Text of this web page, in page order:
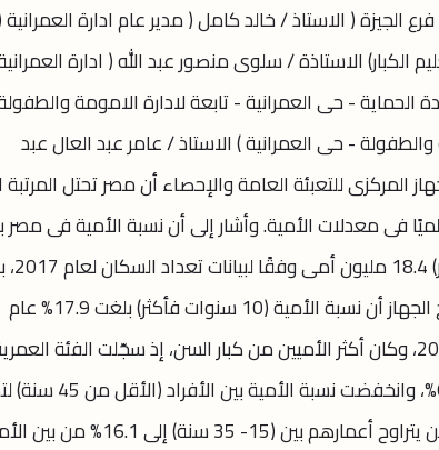
الجيزة ( الاستاذ / خالد كامل ( مدير عام ادارة العمرانية
الكبار) الاستاذة / سلوى منصور عبد الله ( ادارة
الحماية - حى العمرانية - تابعة لادارة الامومة
- حى العمرانية ) الاستاذ / عامر عبد العال عبد
الدول العربية، و 23 إفريقيًا، و 32 عالميًا فى معدلات الأمية. وأشار إلى أن نسبة الأمية فى
25.8%، وبلغ
انخفاض 3.9% مقابل 29.7%، تعداد 2006. وأوضح الجهاز أن نسبة الأمية (10 سنوات فأكثر) بلغت 17.9% عام
2021، وفقًا لبيانات مسح القوى العاملة لعام 2021، وكان أكثر الأميين من كبار السن، إذ سجّلت الفئة
(60 سنة فأكثر) أعلى نسبة بين الأميين بنسبة 63.4%، وانخفضت
إلى 17.2%. وانخفضت نسبة الأمية بين الشباب الذين يتراوح أعمارهم بين (15- 35